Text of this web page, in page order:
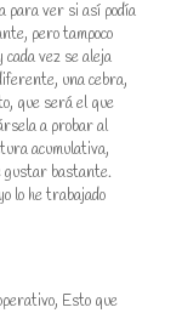
para ver si así podía
pero tampoco
vez se aleja
una cebra,
que será el que
a probar al
acumulativa,
gustar bastante.
lo he trabajado
Esto que